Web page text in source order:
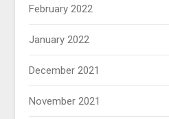
February 2022
January 2022
December 2021
November 2021